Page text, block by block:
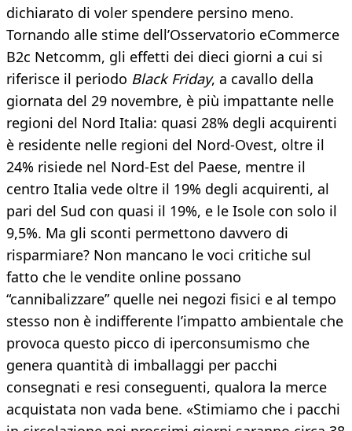
dichiarato di voler spendere persino meno.
Tornando alle stime dell’Osservatorio eCommerce
B2c Netcomm, gli effetti dei dieci giorni a cui si
riferisce il periodo Black Friday, a cavallo della
giornata del 29 novembre, è più impattante nelle
regioni del Nord Italia: quasi 28% degli acquirenti
è residente nelle regioni del Nord-Ovest, oltre il
24% risiede nel Nord-Est del Paese, mentre il
centro Italia vede oltre il 19% degli acquirenti, al
pari del Sud con quasi il 19%, e le Isole con solo il
9,5%. Ma gli sconti permettono davvero di
risparmiare? Non mancano le voci critiche sul
fatto che le vendite online possano
“cannibalizzare” quelle nei negozi fisici e al tempo
stesso non è indifferente l’impatto ambientale che
provoca questo picco di iperconsumismo che
genera quantità di imballaggi per pacchi
consegnati e resi conseguenti, qualora la merce
acquistata non vada bene. «Stimiamo che i pacchi